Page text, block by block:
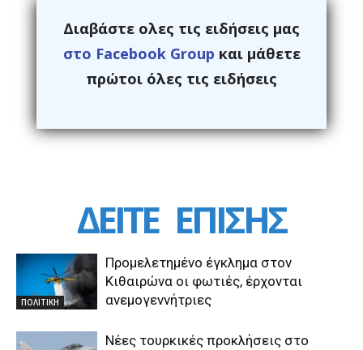
Διαβάστε ολες τις ειδήσεις μας
στο Facebook Group και μάθετε
πρώτοι όλες τις ειδήσεις
ΔΕΙΤΕ ΕΠΙΣΗΣ
ΠΟΛΙΤΙΚΗ
Προμελετημένο έγκλημα στον
Κιθαιρώνα οι φωτιές, έρχονται
ανεμογεννήτριες
Νέες τουρκικές προκλήσεις στο